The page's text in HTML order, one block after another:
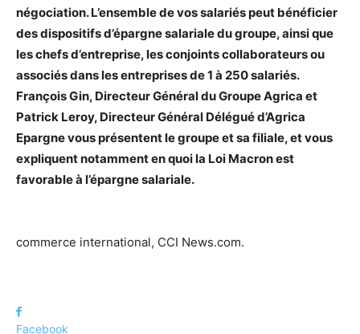
négociation. L’ensemble de vos salariés peut bénéficier
des dispositifs d’épargne salariale du groupe, ainsi que
les chefs d’entreprise, les conjoints collaborateurs ou
associés dans les entreprises de 1 à 250 salariés.
François Gin, Directeur Général du Groupe Agrica et
Patrick Leroy, Directeur Général Délégué d’Agrica
Epargne vous présentent le groupe et sa filiale, et vous
expliquent notamment en quoi la Loi Macron est
favorable à l’épargne salariale.
commerce international, CCI News.com.
Facebook